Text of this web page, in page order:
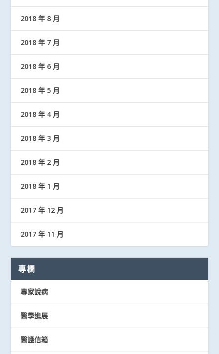
2018 年 8 月
2018 年 7 月
2018 年 6 月
2018 年 5 月
2018 年 4 月
2018 年 3 月
2018 年 2 月
2018 年 1 月
2017 年 12 月
2017 年 11 月
專欄
專家說病
醫學進展
醫護信箱